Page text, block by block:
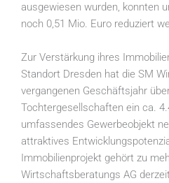
ausgewiesen wurden, konnten
noch 0,51 Mio. Euro reduziert
Zur Verstärkung ihres
Standort Dresden hat die SM
vergangenen Geschäftsjahr
Tochtergesellschaften ein ca.
umfassendes Gewerbeobjekt
attraktives
Immobilienprojekt gehört zu
Wirtschaftsberatungs AG